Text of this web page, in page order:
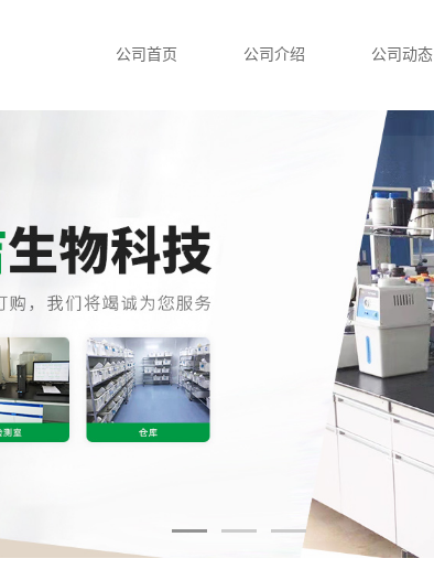
公司首页 公司介绍 公司动态